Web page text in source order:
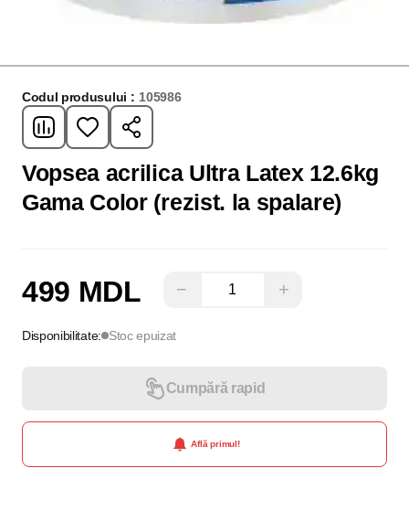
Codul produsului : 105986
Vopsea acrilica Ultra Latex 12.6kg
Gama Color (rezist. la spalare)
499 MDL − +
Disponibilitate: Stoc epuizat
Cumpără rapid
Află primul!